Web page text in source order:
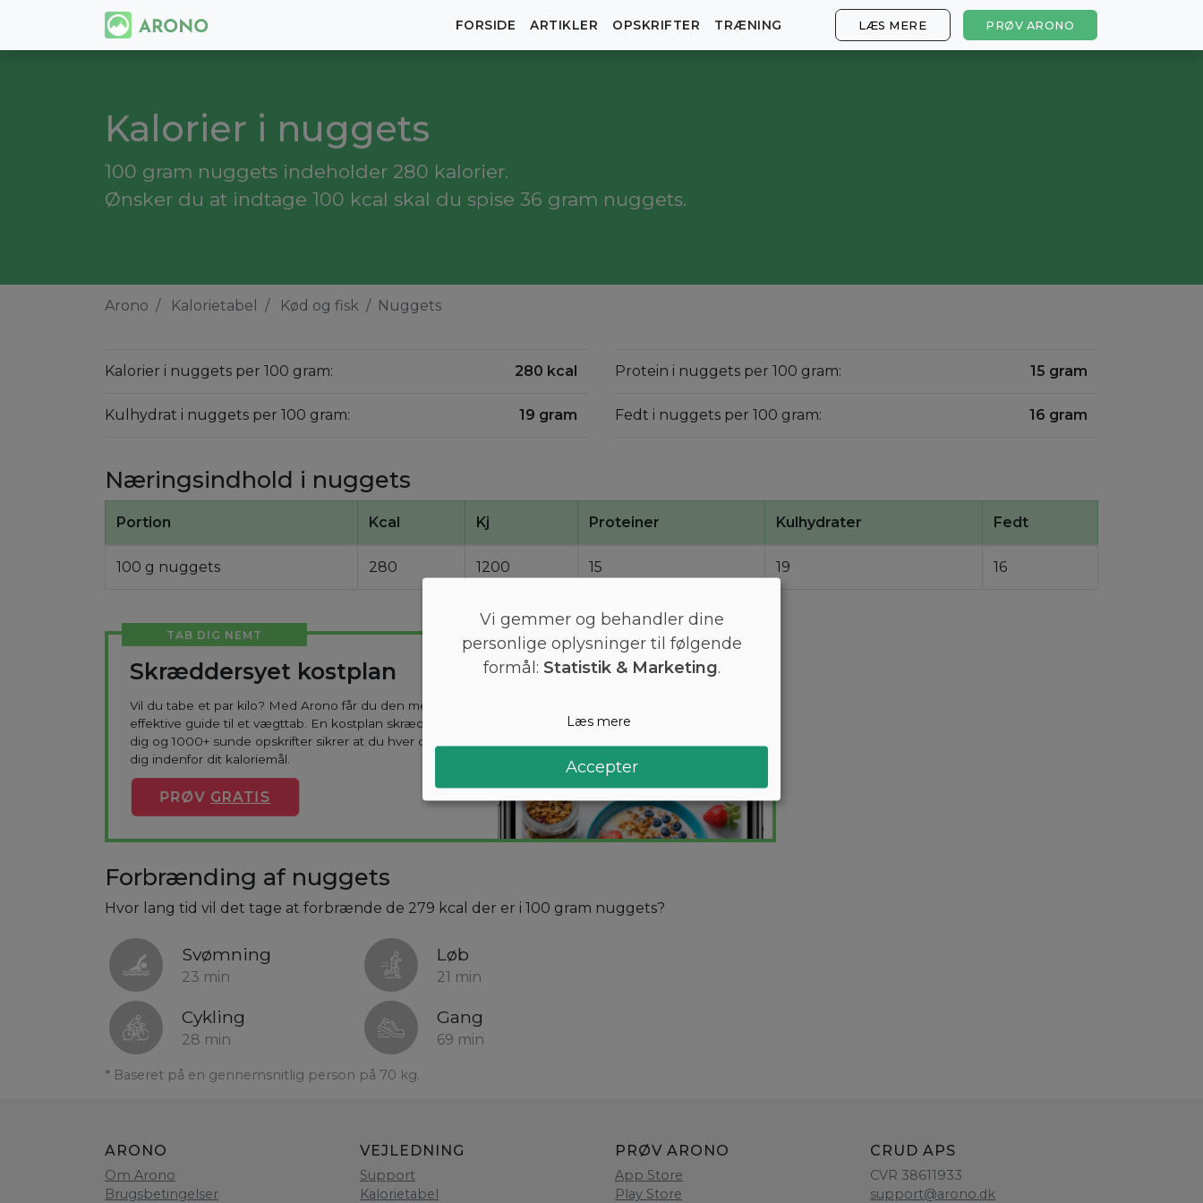
FORSIDE ARTIKLER OPSKRIFTER TRÆNING LÆS MERE PRØV ARONO
Kalorier i nuggets
100 gram nuggets indeholder 280 kalorier.
Ønsker du at indtage 100 kcal skal du spise 36 gram nuggets.
Arono Kalorietabel Kød og fisk Nuggets
Kalorier i nuggets per 100 gram: 280 kcal
Kulhydrat i nuggets per 100 gram: 19 gram
Protein i nuggets per 100 gram: 15 gram
Fedt i nuggets per 100 gram: 16 gram
Næringsindhold i nuggets
Portion Kcal Kj Proteiner Kulhydrater Fedt
100 g nuggets 280 1200 15 19 16
TAB DIG NEMT
Skræddersyet kostplan
Vil du tabe et par kilo? Med Arono får du den mest
effektive guide til et vægttab. En kostplan skræddersyes til
dig og 1000+ sunde opskrifter sikrer at du hver dag holder
dig indenfor dit kaloriemål.
PRØV GRATIS
Forbrænding af nuggets
Hvor lang tid vil det tage at forbrænde de 279 kcal der er i 100 gram nuggets?
Svømning
23 min
Løb
21 min
Cykling
28 min
Gang
69 min
* Baseret på en gennemsnitlig person på 70 kg.
ARONO
Om Arono
Brugsbetingelser
VEJLEDNING
Support
Kalorietabel
PRØV ARONO
App Store
Play Store
CRUD APS
CVR 38611933
support@arono.dk
Vi gemmer og behandler dine
personlige oplysninger til følgende
formål: Statistik & Marketing.
Læs mere
Accepter